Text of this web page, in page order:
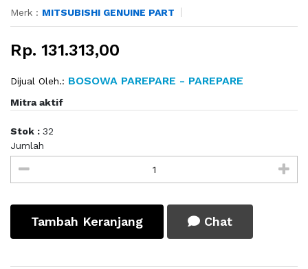
Merk : MITSUBISHI GENUINE PART
Rp. 131.313,00
Dijual Oleh.: BOSOWA PAREPARE - PAREPARE
Mitra aktif
Stok : 32
Jumlah
Tambah Keranjang Chat